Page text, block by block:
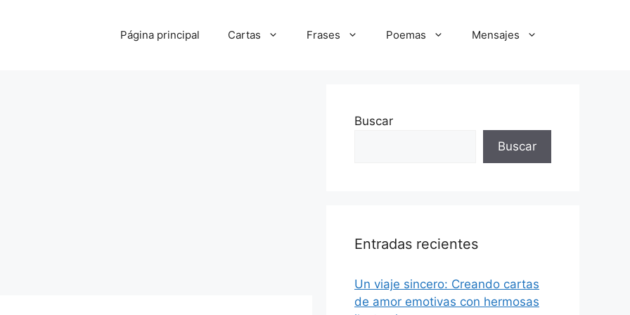
Página principal Cartas Frases Poemas Mensajes
Buscar
Buscar
Entradas recientes
Un viaje sincero: Creando cartas
de amor emotivas con hermosas